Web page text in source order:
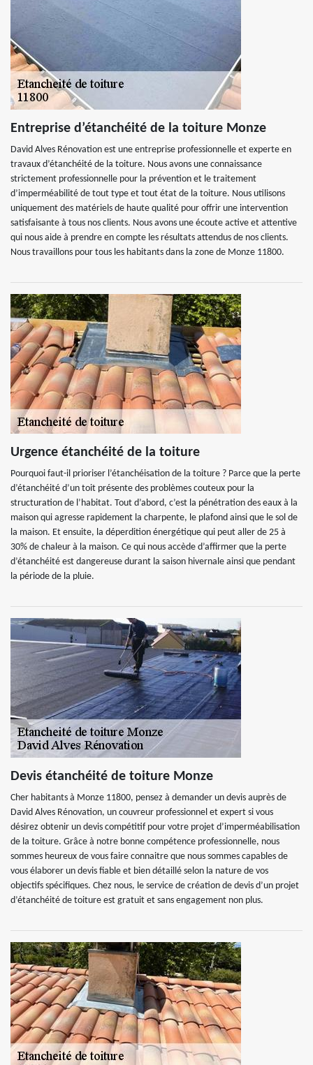
Entreprise d’étanchéité de la toiture Monze
David Alves Rénovation est une entreprise professionnelle et experte en
travaux d’étanchéité de la toiture. Nous avons une connaissance
strictement professionnelle pour la prévention et le traitement
d’imperméabilité de tout type et tout état de la toiture. Nous utilisons
uniquement des matériels de haute qualité pour offrir une intervention
satisfaisante à tous nos clients. Nous avons une écoute active et attentive
qui nous aide à prendre en compte les résultats attendus de nos clients.
Nous travaillons pour tous les habitants dans la zone de Monze 11800.
Urgence étanchéité de la toiture
Pourquoi faut-il prioriser l’étanchéisation de la toiture ? Parce que la perte
d’étanchéité d’un toit présente des problèmes couteux pour la
structuration de l’habitat. Tout d’abord, c’est la pénétration des eaux à la
maison qui agresse rapidement la charpente, le plafond ainsi que le sol de
la maison. Et ensuite, la déperdition énergétique qui peut aller de 25 à
30% de chaleur à la maison. Ce qui nous accède d’affirmer que la perte
d’étanchéité est dangereuse durant la saison hivernale ainsi que pendant
la période de la pluie.
Devis étanchéité de toiture Monze
Cher habitants à Monze 11800, pensez à demander un devis auprès de
David Alves Rénovation, un couvreur professionnel et expert si vous
désirez obtenir un devis compétitif pour votre projet d’imperméabilisation
de la toiture. Grâce à notre bonne compétence professionnelle, nous
sommes heureux de vous faire connaitre que nous sommes capables de
vous élaborer un devis fiable et bien détaillé selon la nature de vos
objectifs spécifiques. Chez nous, le service de création de devis d’un projet
d’étanchéité de toiture est gratuit et sans engagement non plus.